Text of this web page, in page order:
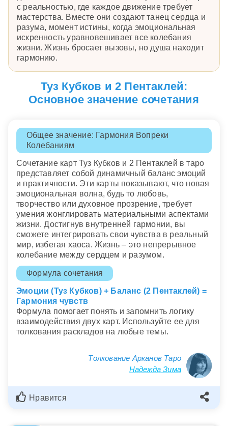
с реальностью, где каждое движение требует
мастерства. Вместе они создают танец сердца и
разума, момент истины, когда эмоциональная
искренность уравновешивает все колебания
жизни. Жизнь бросает вызовы, но душа находит
гармонию.
Туз Кубков и 2 Пентаклей:
Основное значение сочетания
Общее значение: Гармония Вопреки
Колебаниям
Сочетание карт Туз Кубков и 2 Пентаклей в таро
представляет собой динамичный баланс эмоций
и практичности. Эти карты показывают, что новая
эмоциональная волна, будь то любовь,
творчество или духовное прозрение, требует
умения жонглировать материальными аспектами
жизни. Достигнув внутренней гармонии, вы
сможете интегрировать свои чувства в реальный
мир, избегая хаоса. Жизнь – это непрерывное
колебание между сердцем и разумом.
Формула сочетания
Эмоции (Туз Кубков) + Баланс (2 Пентаклей) =
Гармония чувств
Формула помогает понять и запомнить логику
взаимодействия двух карт. Используйте ее для
толкования раскладов на любые темы.
Толкование Арканов Таро
Надежда Зима
Нравится